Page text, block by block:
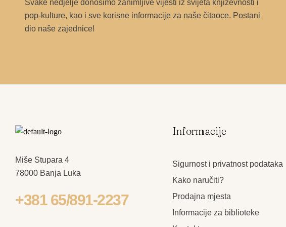
Svake nedjelje donosimo zanimljive vijesti iz svijeta književnosti i
pop-kulture, kao i sve korisne informacije za naše čitaoce. Postani
dio naše zajednice!
Miše Stupara 4
78000 Banja Luka
+381 65/891-2237
Informacije
Sigurnost i privatnost podataka
Kako naručiti?
Prodajna mjesta
Informacije za biblioteke